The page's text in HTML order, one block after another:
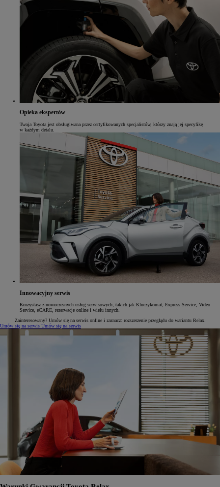
Opieka ekspertów
Twoja Toyota jest obsługiwana przez certyfikowanych specjalistów, którzy znają jej specyfikę
w każdym detalu.
Innowacyjny serwis
Korzystasz z nowoczesnych usług serwisowych, takich jak Kluczykomat, Express Service, Video
Service, eCARE, rezerwacje online i wielu innych.
Zainteresowany? Umów się na serwis online i zaznacz: rozszerzenie przeglądu do wariantu Relax.
Umów się na serwis Umów się na serwis